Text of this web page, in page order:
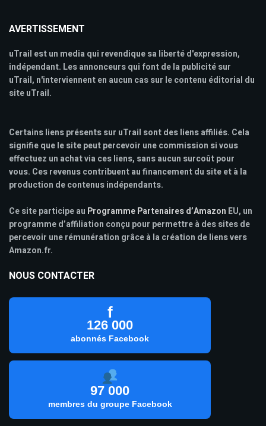
AVERTISSEMENT
uTrail est un media qui revendique sa liberté d'expression,
indépendant. Les annonceurs qui font de la publicité sur
uTrail, n'interviennent en aucun cas sur le contenu éditorial du
site uTrail.
Certains liens présents sur uTrail sont des liens affiliés. Cela
signifie que le site peut percevoir une commission si vous
effectuez un achat via ces liens, sans aucun surcoût pour
vous. Ces revenus contribuent au financement du site et à la
production de contenus indépendants.
Ce site participe au Programme Partenaires d’Amazon EU, un
programme d’affiliation conçu pour permettre à des sites de
percevoir une rémunération grâce à la création de liens vers
Amazon.fr.
NOUS CONTACTER
f
126 000
abonnés Facebook
97 000
membres du groupe Facebook